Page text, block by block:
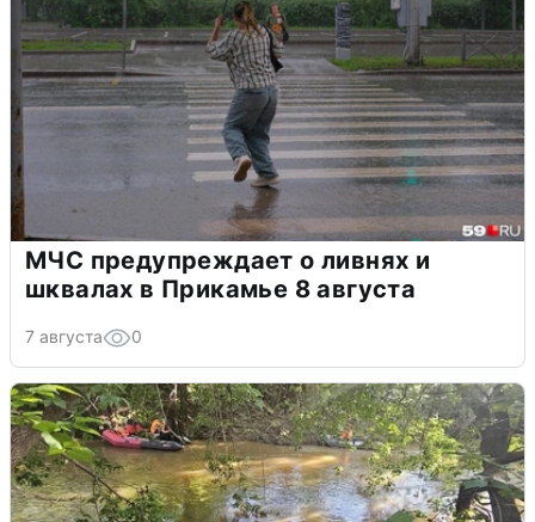
МЧС предупреждает о ливнях и
шквалах в Прикамье 8 августа
7 августа 0